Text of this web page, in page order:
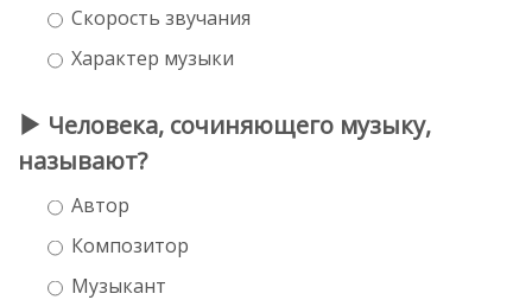
Скорость звучания
Характер музыки
Человека, сочиняющего музыку,
называют?
Автор
Композитор
Музыкант